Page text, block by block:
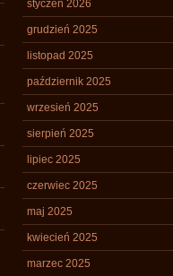
styczeń 2026
grudzień 2025
listopad 2025
październik 2025
wrzesień 2025
sierpień 2025
lipiec 2025
czerwiec 2025
maj 2025
kwiecień 2025
marzec 2025